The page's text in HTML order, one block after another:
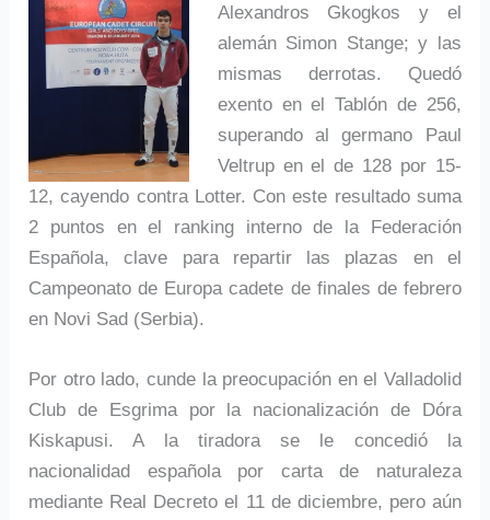
Alexandros Gkogkos y el
alemán Simon Stange; y las
mismas derrotas. Quedó
exento en el Tablón de 256,
superando al germano Paul
Veltrup en el de 128 por 15-
12, cayendo contra Lotter. Con este resultado suma
2 puntos en el ranking interno de la Federación
Española, clave para repartir las plazas en el
Campeonato de Europa cadete de finales de febrero
en Novi Sad (Serbia).
Por otro lado, cunde la preocupación en el Valladolid
Club de Esgrima por la nacionalización de Dóra
Kiskapusi. A la tiradora se le concedió la
nacionalidad española por carta de naturaleza
mediante Real Decreto el 11 de diciembre, pero aún